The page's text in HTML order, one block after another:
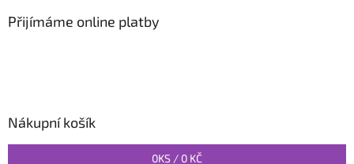
Přijímáme online platby
Nákupní košík
0KS / 0 KČ